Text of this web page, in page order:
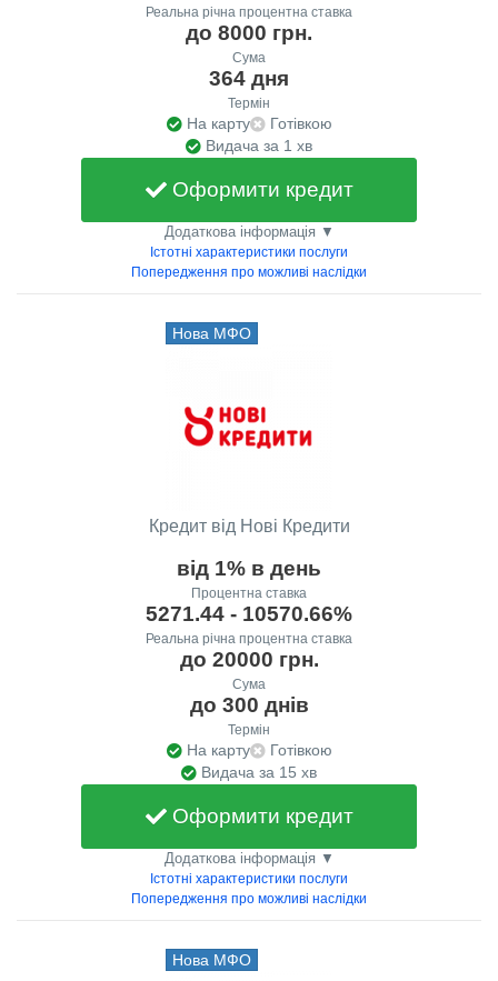
Реальна річна процентна ставка
до 8000 грн.
Сума
364 дня
Термін
На карту
Готівкою
Видача за 1 хв
Оформити кредит
Додаткова інформація ▼
Істотні характеристики послуги
Попередження про можливі наслідки
Нова МФО
Кредит від Нові Кредити
від 1% в день
Процентна ставка
5271.44 - 10570.66%
Реальна річна процентна ставка
до 20000 грн.
Сума
до 300 днів
Термін
На карту
Готівкою
Видача за 15 хв
Оформити кредит
Додаткова інформація ▼
Істотні характеристики послуги
Попередження про можливі наслідки
Нова МФО